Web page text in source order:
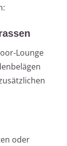
Lounge
oder